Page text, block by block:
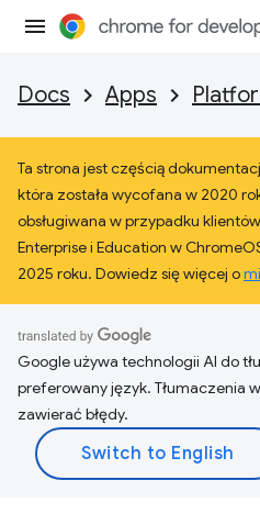
Docs Apps
Ta strona jest częścią
która została wycofana w 2020
obsługiwana w przypadku
Enterprise i Education w
2025 roku. Dowiedz się więcej o
Google używa technologii AI do
preferowany język. Tłumaczenia
zawierać błędy.